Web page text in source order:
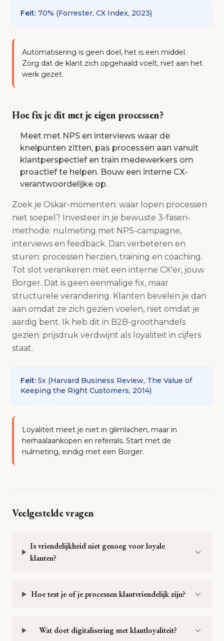
Feit: 70% (Forrester, CX Index, 2023)
Automatisering is geen doel, het is een middel.
Zorg dat de klant zich opgehaald voelt, niet aan het
werk gezet.
Hoe fix je dit met je eigen processen?
Meet met NPS en interviews waar de
knelpunten zitten, pas processen aan vanuit
klantperspectief en train medewerkers om
proactief te helpen. Bouw een interne CX-
verantwoordelijke op.
Zoek je Oskar-momenten: waar lopen processen
niet soepel? Investeer in je bewuste 3-fasen-
methode: nulmeting met NPS-campagne,
interviews en feedback. Dan verbeteren en
sturen: processen herzien, training en coaching.
Tot slot verankeren met een interne CX'er, jouw
Borger. Dat is geen eenmalige fix, maar
structurele verandering. Klanten bevelen je dan
aan omdat ze zich gezien voelen, niet omdat je
aardig bent. Ik heb dit in B2B-groothandels
gezien: prijsdruk verdwijnt als loyaliteit in cijfers
staat.
Feit: 5x (Harvard Business Review, The Value of
Keeping the Right Customers, 2014)
Loyaliteit meet je niet in glimlachen, maar in
herhaalaankopen en referrals. Start met de
nulmeting, eindig met een Borger.
Veelgestelde vragen
Is vriendelijkheid niet genoeg voor loyale
klanten?
Hoe test je of je processen klantvriendelijk zijn?
Wat doet digitalisering met klantloyaliteit?